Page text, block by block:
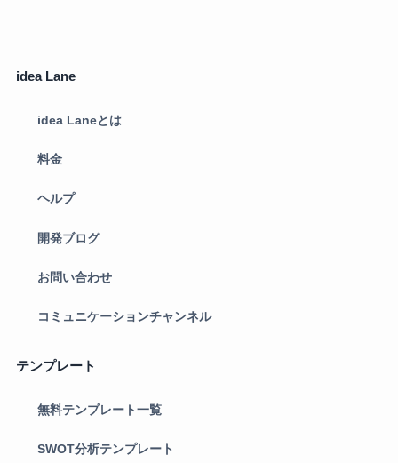
idea Lane
idea Laneとは
料金
ヘルプ
開発ブログ
お問い合わせ
コミュニケーションチャンネル
テンプレート
無料テンプレート一覧
SWOT分析テンプレート